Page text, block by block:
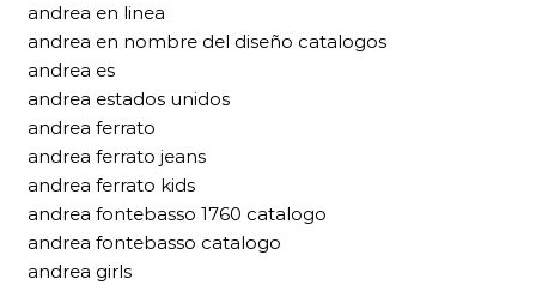
andrea en linea
andrea en nombre del diseño catalogos
andrea es
andrea estados unidos
andrea ferrato
andrea ferrato jeans
andrea ferrato kids
andrea fontebasso 1760 catalogo
andrea fontebasso catalogo
andrea girls